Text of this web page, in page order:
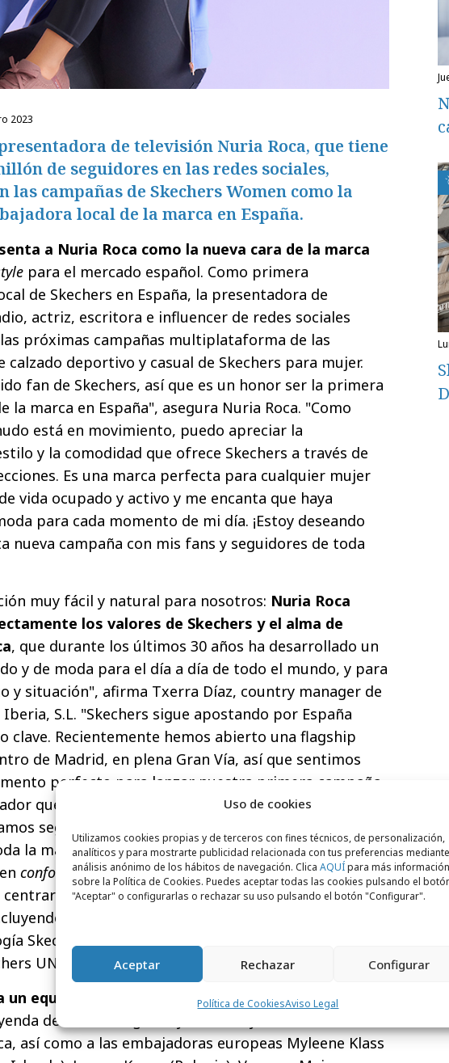
Uso de cookies
Utilizamos cookies propias y de terceros con fines técnicos, de personalización,
analíticos y para mostrarte publicidad relacionada con tus preferencias
análisis anónimo de los hábitos de navegación. Clica AQUÍpara más información
sobre la Política de Cookies. Puedes aceptar todas las cookies pulsando el
"Aceptar" o configurarlas o rechazar su uso pulsando el botón "Configurar".
Aceptar Rechazar Configurar
Política de CookiesAviso Legal
2023
de televisión Nuria Roca, que tiene
de seguidores en las redes sociales,
las campañas de Skechers Women como la
local de la marca en España.
a Nuria Roca como la nueva cara de la marca
para el mercado español. Como primera
de Skechers en España, la presentadora de
actriz, escritora e influencer de redes sociales
próximas campañas multiplataforma de las
calzado deportivo y casual de Skechers para mujer.
fan de Skechers, así que es un honor ser la primera
la marca en España", asegura Nuria Roca. "Como
está en movimiento, puedo apreciar la
y la comodidad que ofrece Skechers a través de
Es una marca perfecta para cualquier mujer
vida ocupado y activo y me encanta que haya
para cada momento de mi día. ¡Estoy deseando
nueva campaña con mis fans y seguidores de toda
muy fácil y natural para nosotros: Nuria Roca
los valores de Skechers y el alma de
, que durante los últimos 30 años ha desarrollado un
y de moda para el día a día de todo el mundo, y para
y situación", afirma Txerra Díaz, country manager de
Iberia, S.L. "Skechers sigue apostando por España
clave. Recientemente hemos abierto una flagship
de Madrid, en plena Gran Vía, así que sentimos
perfecto para lanzar nuestra primera campaña
que atraerá directamente a los consumidores de
seguros de que Nuria generará entusiasmo en
la marca Skechers, incluidas nuestras exclusivas
confort
". Las primeras campañas protagonizadas por
centrarán en una gama de colecciones de Skechers
las Skechers Hands Free Slip-ins, el calzado
Skechers Arch Fit y la elegante gama de zapatillas
UNO.
un equipo de embajadores globales de Skechers
del boxeo Sugar Ray Leonard y a la cantante
así como a las embajadoras europeas Myleene Klass